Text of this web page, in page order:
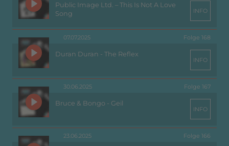
Public Image Ltd. – This Is Not A Love
Song
INFO
07.07.2025 Folge 168
Duran Duran - The Reflex
INFO
30.06.2025 Folge 167
Bruce & Bongo - Geil
INFO
23.06.2025 Folge 166